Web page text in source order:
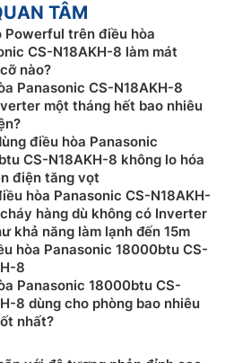
18000btuCS-N18AKH-8
gió AEROWINGS tập
thông khí nhanh hơn và xa
phòng bằng cách sử dụng
cơ độc lập. Cánh đảo gió phụ
mát, trong khi cánh đảo
phối lưu lượng gió xa hơn.
TÂM
Powerful trên điều hòa
CS-N18AKH-8 làm mát
nào?
Panasonic CS-N18AKH-8
một tháng hết bao nhiêu
điều hòa Panasonic
CS-N18AKH-8 không lo hóa
điện tăng vọt
hòa Panasonic CS-N18AKH-
hàng dù không có Inverter
khả năng làm lạnh đến 15m
hòa Panasonic 18000btu CS-
8
Panasonic 18000btu CS-
8 dùng cho phòng bao nhiêu
nhất?